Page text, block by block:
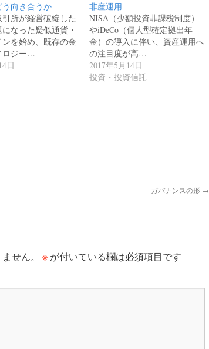
う向き合うか
所が経営破綻した
なった疑似通貨・
ンを始め、既存の金
ロジー…
日
非産運用
NISA（少額投資非課税制度）
やiDeCo（個人型確定拠出年
金）の導入に伴い、資産運用へ
の注目度が高…
2017年5月14日
投資・投資信託
ガバナンスの形 →
せん。 ※ が付いている欄は必須項目です